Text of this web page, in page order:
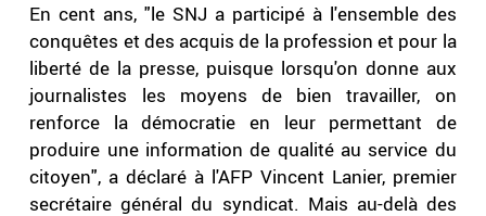
En cent ans, "le SNJ a participé à l'ensemble des
conquêtes et des acquis de la profession et pour la
liberté de la presse, puisque lorsqu'on donne aux
journalistes les moyens de bien travailler, on
renforce la démocratie en leur permettant de
produire une information de qualité au service du
citoyen", a déclaré à l'AFP Vincent Lanier, premier
secrétaire général du syndicat. Mais au-delà des